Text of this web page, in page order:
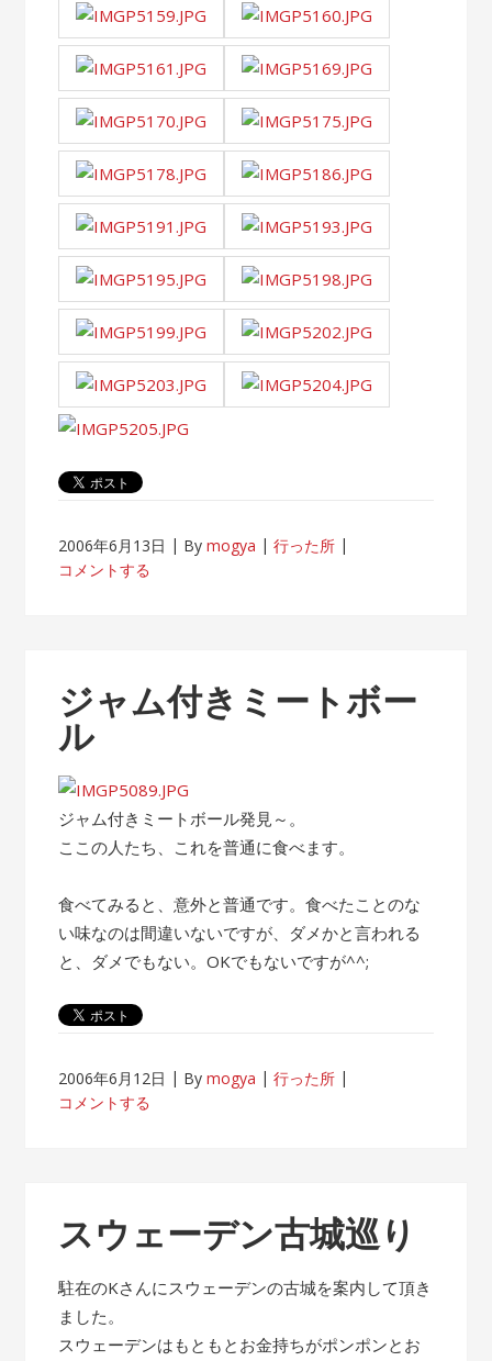
2006年6月13日 Bymogya
行った所
コメントする
ジャム付きミートボー
ル
ジャム付きミートボール発見～。
ここの人たち、これを普通に食べます。
食べてみると、意外と普通です。食べたことのな
い味なのは間違いないですが、ダメかと言われる
と、ダメでもない。OKでもないですが^^;
2006年6月12日 Bymogya
行った所
コメントする
スウェーデン古城巡り
駐在のKさんにスウェーデンの古城を案内して頂き
ました。
スウェーデンはもともとお金持ちがポンポンとお